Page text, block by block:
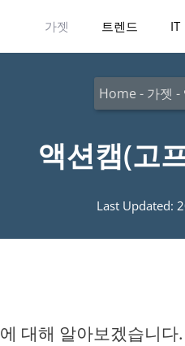
가젯 트렌드 IT
Home - 가젯 -
액션캠(고
Last Updated:
대해 알아보겠습니다.